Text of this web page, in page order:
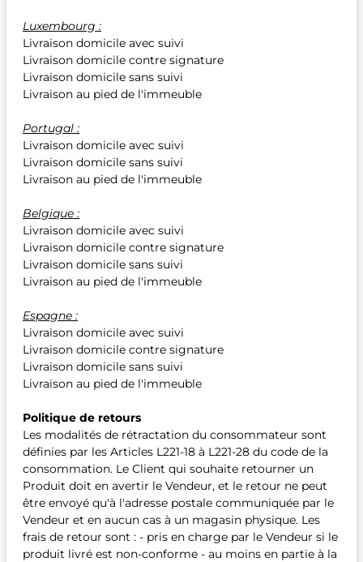
Luxembourg :
Livraison domicile avec suivi
Livraison domicile contre signature
Livraison domicile sans suivi
Livraison au pied de l'immeuble
Portugal :
Livraison domicile avec suivi
Livraison domicile sans suivi
Livraison au pied de l'immeuble
Belgique :
Livraison domicile avec suivi
Livraison domicile contre signature
Livraison domicile sans suivi
Livraison au pied de l'immeuble
Espagne :
Livraison domicile avec suivi
Livraison domicile contre signature
Livraison domicile sans suivi
Livraison au pied de l'immeuble
Politique de retours
Les modalités de rétractation du consommateur sont
définies par les Articles L221-18 à L221-28 du code de la
consommation. Le Client qui souhaite retourner un
Produit doit en avertir le Vendeur, et le retour ne peut
être envoyé qu'à l'adresse postale communiquée par le
Vendeur et en aucun cas à un magasin physique. Les
frais de retour sont : - pris en charge par le Vendeur si le
produit livré est non-conforme - au moins en partie à la